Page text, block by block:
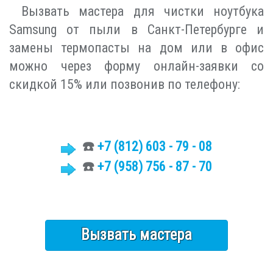
Вызвать мастера для чистки ноутбука
Samsung от пыли в Санкт-Петербурге и
замены термопасты на дом или в офис
можно через форму онлайн-заявки со
скидкой 15% или позвонив по телефону:
☎️ +7 (812) 603 - 79 - 08
☎️ +7 (958) 756 - 87 - 70
Вызвать мастера